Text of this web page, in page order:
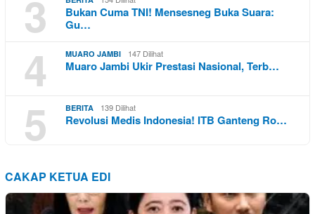
3
Bukan Cuma TNI! Mensesneg Buka Suara:
Gu…
4 MUARO JAMBI 147 Dilihat
Muaro Jambi Ukir Prestasi Nasional, Terb…
5 BERITA 139 Dilihat
Revolusi Medis Indonesia! ITB Ganteng Ro…
CAKAP KETUA EDI